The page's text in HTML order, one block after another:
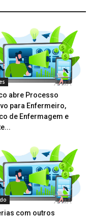
abre Processo
para Enfermeiro,
de Enfermagem e
com outros